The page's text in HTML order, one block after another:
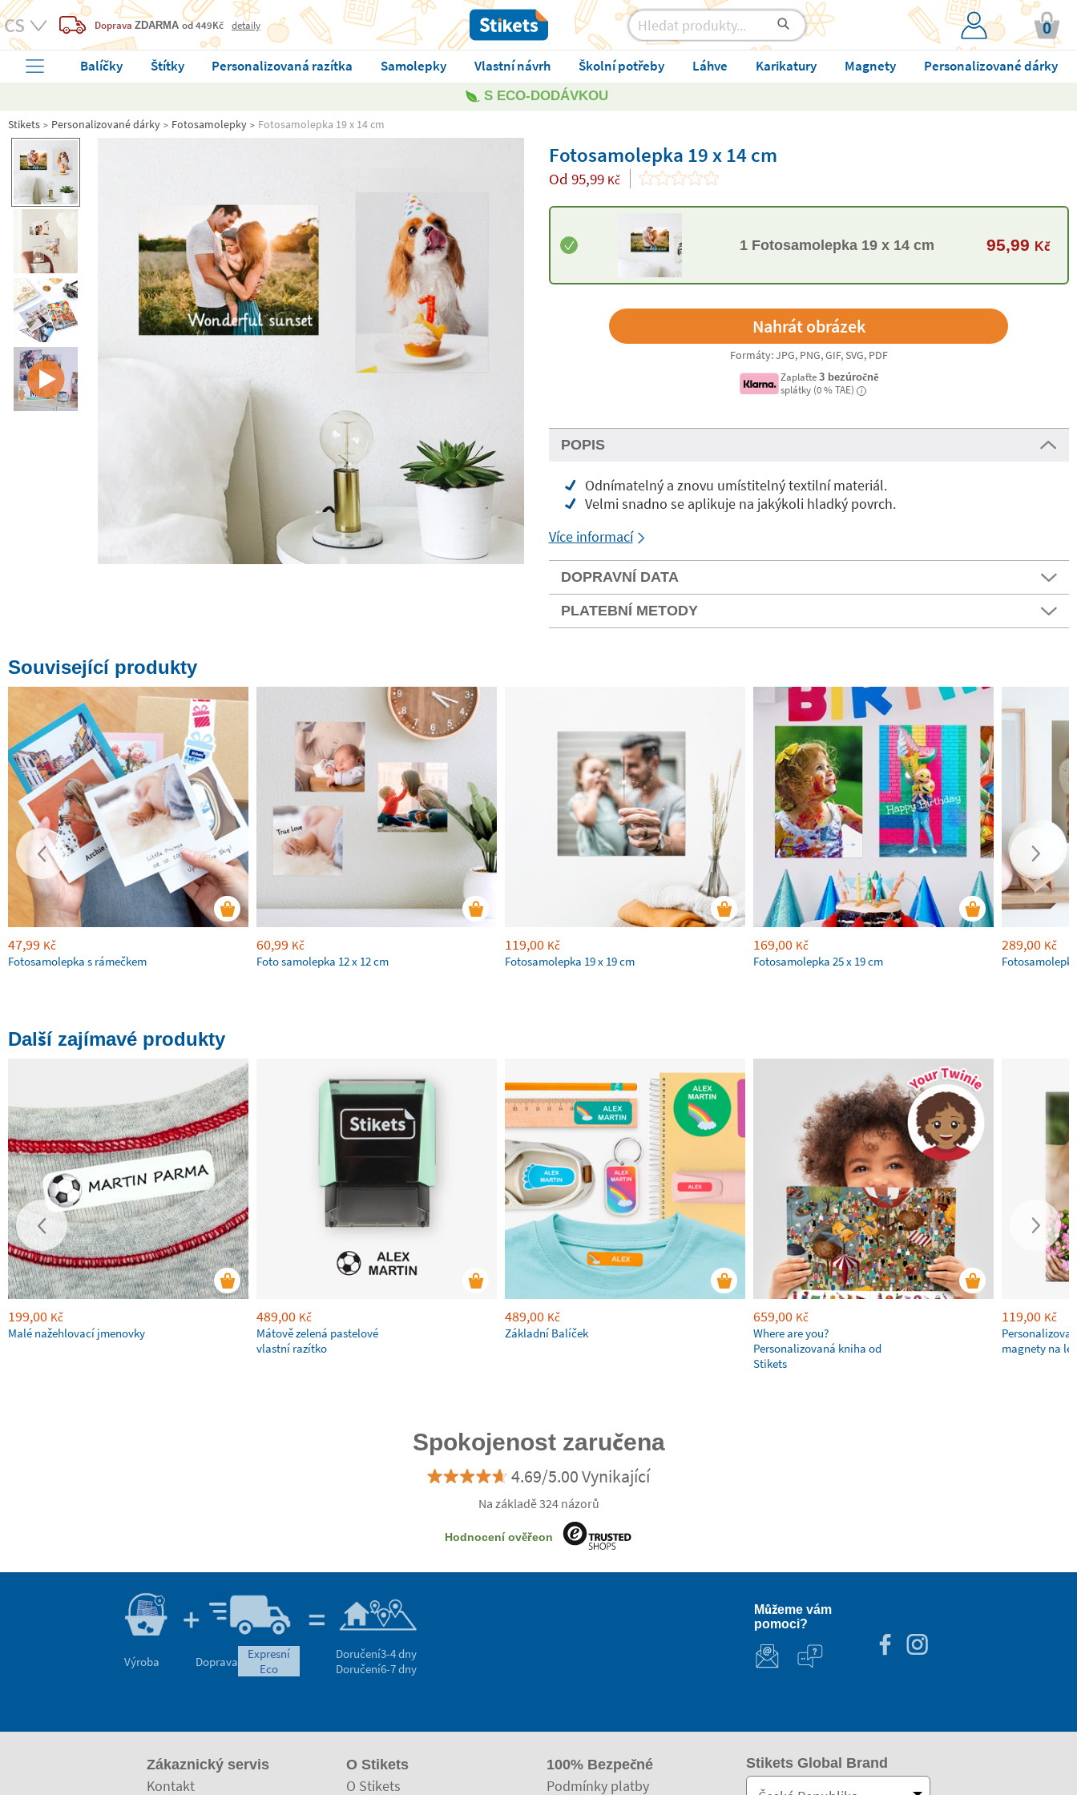
Doprava ZDARMA od 449Kč detaily 0
Balíčky Štítky Personalizovaná razítka Samolepky Vlastní návrh Školní potřeby Láhve Karikatury Magnety Personalizované dárky
S ECO-DODÁVKOU
Stikets Personalizované dárky Fotosamolepky Fotosamolepka 19 x 14 cm
Fotosamolepka 19 x 14 cm
Od 95,99 Kč
1 Fotosamolepka 19 x 14 cm 95,99 Kč
Formáty: JPG, PNG, GIF, SVG, PDF
Zaplaťte 3 bezúročně
splátky (0 % TAE) i
POPIS
Odnímatelný a znovu umístitelný textilní materiál.
Velmi snadno se aplikuje na jakýkoli hladký povrch.
Více informací
DOPRAVNÍ DATA
PLATEBNÍ METODY
Související produkty
47,99 Kč
Fotosamolepka s rámečkem
60,99 Kč
Foto samolepka 12 x 12 cm
119,00 Kč
Fotosamolepka 19 x 19 cm
169,00 Kč
Fotosamolepka 25 x 19 cm
289,00 Kč
Další zajímavé produkty
199,00 Kč
Malé nažehlovací jmenovky
489,00 Kč
Mátově zelená pastelové
vlastní razítko
489,00 Kč
Základní Balíček
659,00 Kč
Where are you?
Personalizovaná kniha od
Stikets
119,00 Kč
magnety na
Spokojenost zaručena
4.69/5.00 Vynikající
Na základě 324 názorů
Hodnocení ověřeon
Výroba Doprava
expresní
eco
Doručení3-4 dny
Doručení6-7 dny
Můžeme vám
pomoci?
Zákaznický servis
Kontakt
O Stikets
O Stikets
100% Bezpečné
Podmínky platby
Stikets Global Brand